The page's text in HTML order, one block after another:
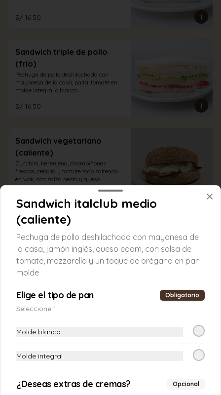
S/ 16.50
Sandwich triple de pollo
(frío)
Pechuga de pollo deshilachada con
mayonesa de la casa, palta, tomate en
molde integral o blanco.
S/ 16.50
Sandwich vegetariano
(caliente)
Zucchini, berenjena, champiñones
frescos, cebolla y tomate todo salteado
en wok, con salsa pesto y queso
mozzarella en pan ciabatta integral.
Focaccias
Bologna
Carne en salsa bolognesa, mayonesa de
focaccia.
Salsa caesar, lechuga orgánica, tomate
focaccia.
Sandwich italclub medio
(caliente)
Pechuga de pollo deshilachada con mayonesa de
la casa, jamón inglés, queso edam, con salsa de
tomate, mozzarella y un toque de orégano en pan
molde
Elige el tipo de pan Obligatorio
Seleccione 1
Molde blanco
Molde integral
¿Deseas extras de cremas? Opcional